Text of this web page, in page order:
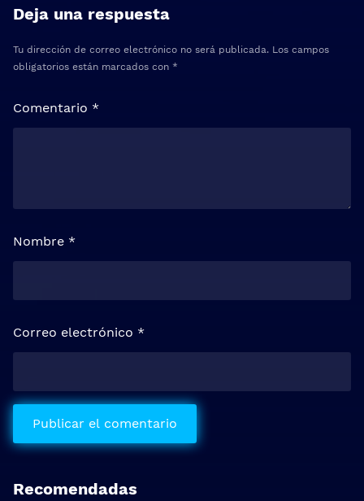
Deja una respuesta
Tu dirección de correo electrónico no será publicada. Los campos
obligatorios están marcados con *
Comentario *
Nombre *
Correo electrónico *
Recomendadas